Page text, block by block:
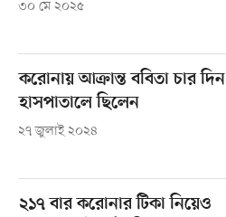
৩০ মে ২০২৫
করোনায় আক্রান্ত ববিতা চার দিন
হাসপাতালে ছিলেন
২৭ জুলাই ২০২৪
২১৭ বার করোনার টিকা নিয়েও